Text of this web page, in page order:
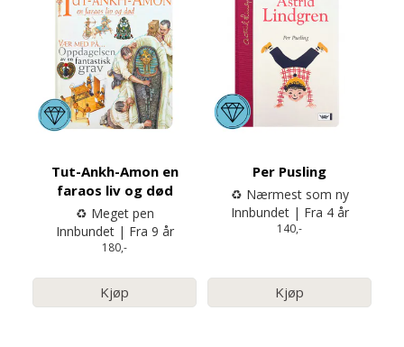
Tut-Ankh-Amon en
faraos liv og død
♻️ Meget pen
Innbundet | Fra 9 år
180,-
Kjøp
Per Pusling
♻️ Nærmest som ny
Innbundet | Fra 4 år
140,-
Kjøp